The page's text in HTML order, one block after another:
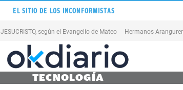
EL SITIO DE LOS INCONFORMISTAS
JESUCRISTO, según el Evangelio de Mateo Hermanos Aranguren
TECNOLOGÍA